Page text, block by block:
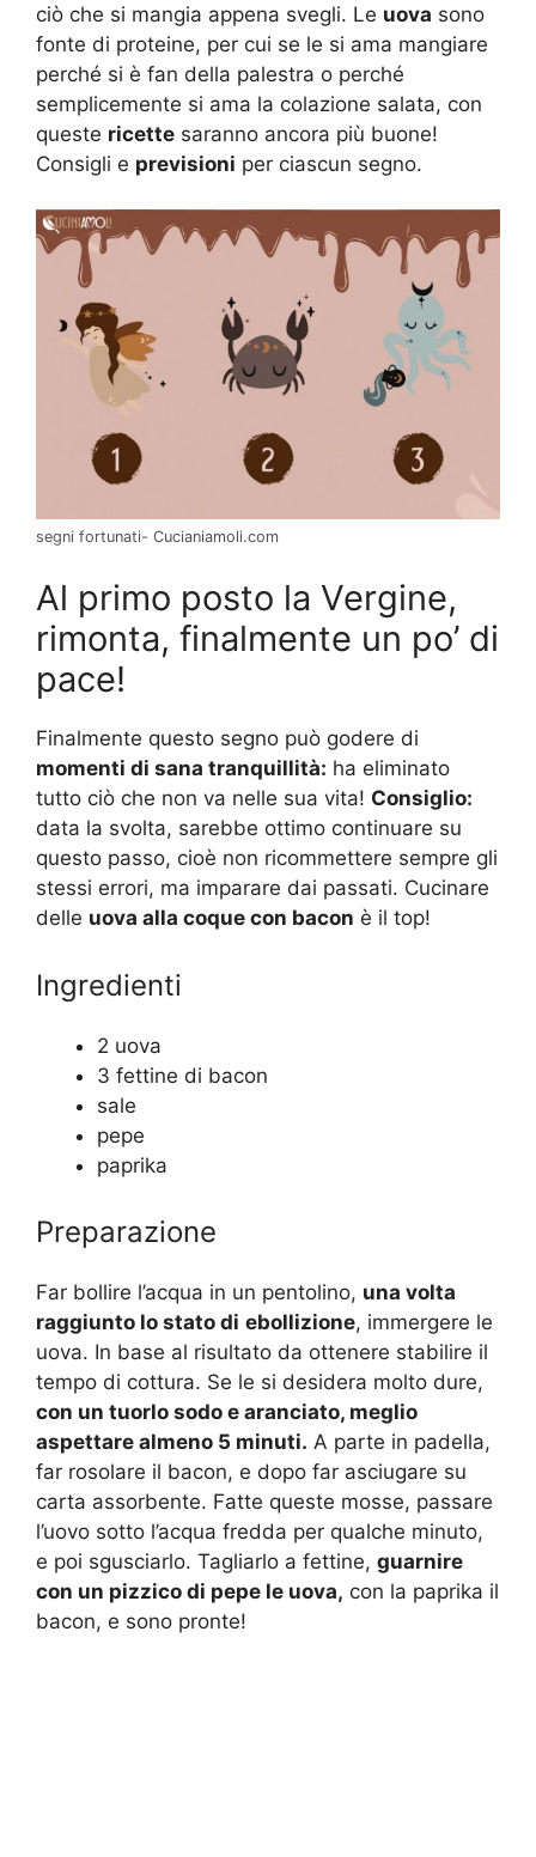
ciò che si mangia appena svegli. Le uova sono
fonte di proteine, per cui se le si ama mangiare
perché si è fan della palestra o perché
semplicemente si ama la colazione salata, con
queste ricette saranno ancora più buone!
Consigli e previsioni per ciascun segno.
segni fortunati- Cucianiamoli.com
Al primo posto la Vergine,
rimonta, finalmente un po’ di
pace!
Finalmente questo segno può godere di
momenti di sana tranquillità: ha eliminato
tutto ciò che non va nelle sua vita! Consiglio:
data la svolta, sarebbe ottimo continuare su
questo passo, cioè non ricommettere sempre gli
stessi errori, ma imparare dai passati. Cucinare
delle uova alla coque con bacon è il top!
Ingredienti
2 uova
3 fettine di bacon
sale
pepe
paprika
Preparazione
Far bollire l’acqua in un pentolino, una volta
raggiunto lo stato di ebollizione, immergere le
uova. In base al risultato da ottenere stabilire il
tempo di cottura. Se le si desidera molto dure,
con un tuorlo sodo e aranciato, meglio
aspettare almeno 5 minuti. A parte in padella,
far rosolare il bacon, e dopo far asciugare su
carta assorbente. Fatte queste mosse, passare
l’uovo sotto l’acqua fredda per qualche minuto,
e poi sgusciarlo. Tagliarlo a fettine, guarnire
con un pizzico di pepe le uova, con la paprika il
bacon, e sono pronte!